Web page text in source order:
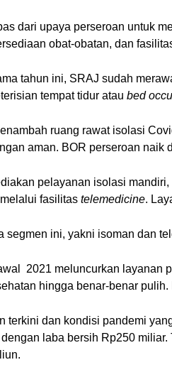
dari upaya perseroan untuk
obat-obatan, dan
tahun ini, SRAJ sudah
tempat tidur atau bed
ruang rawat isolasi
aman. BOR perseroan naik
pelayanan isolasi
fasilitas telemedicine.
segmen ini, yakni isoman dan
2021 meluncurkan layanan
hingga benar-benar
terkini dan kondisi pandemi
laba bersih Rp250